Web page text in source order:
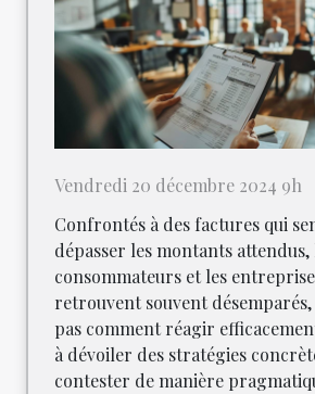
Vendredi 20 décembre 2024 9h
Confrontés à des factures qui
dépasser les montants attendus,
consommateurs et les
retrouvent souvent
pas comment réagir
à dévoiler des stratégies
contester de manière